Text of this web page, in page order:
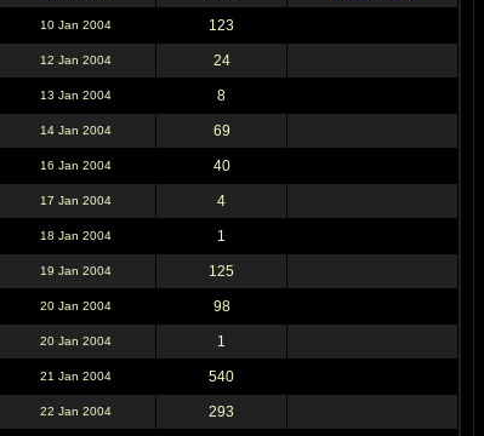
10 Jan 2004 123
12 Jan 2004 24
13 Jan 2004 8
14 Jan 2004 69
16 Jan 2004 40
17 Jan 2004 4
18 Jan 2004 1
19 Jan 2004 125
20 Jan 2004 98
20 Jan 2004 1
21 Jan 2004 540
22 Jan 2004 293